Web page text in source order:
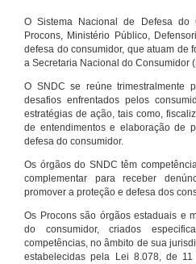
O Sistema Nacional de Defesa do
Procons, Ministério Público,
defesa do consumidor, que atuam de
a Secretaria Nacional do Consumidor
O SNDC se reúne trimestralmente
desafios enfrentados pelos
estratégias de ação, tais como,
de entendimentos e elaboração de
defesa do consumidor.
Os órgãos do SNDC têm
complementar para receber
promover a proteção e defesa dos
Os Procons são órgãos estaduais e
do consumidor, criados
competências, no âmbito de sua
estabelecidas pela Lei 8.078, de